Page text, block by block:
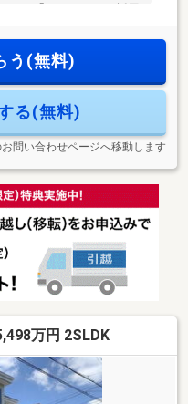
ージ「ソラレジ＋」採用
機付ペニンシュラキッチ
広々とした納戸2ヶ所付
徒歩4分、アネラ保育園
徒歩3分で毎日の買い物
う(無料)
る(無料)
お問い合わせページへ移動します
万円 2SLDK